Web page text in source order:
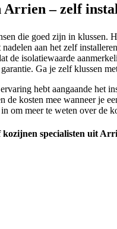
– zelf
die goed zijn in klussen.
aan het zelf
de isolatiewaarde
Ga je zelf klussen
hebt aangaande het
de kosten mee wanneer je
om meer te weten over de
kozijnen specialisten uit